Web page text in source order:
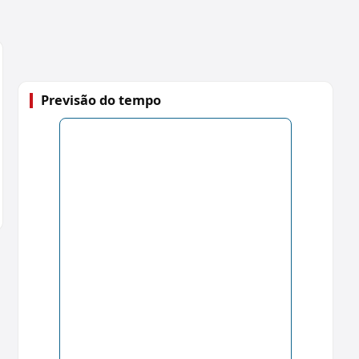
Previsão do tempo